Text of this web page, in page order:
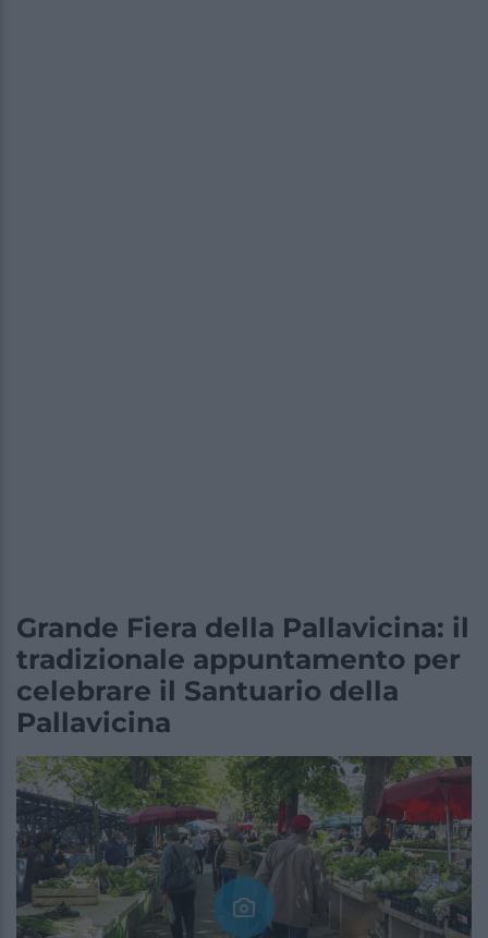
Grande Fiera della Pallavicina: il
tradizionale appuntamento per
celebrare il Santuario della
Pallavicina